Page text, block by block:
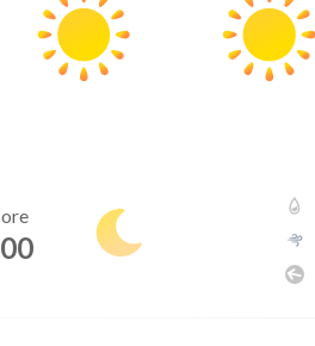
ore
00